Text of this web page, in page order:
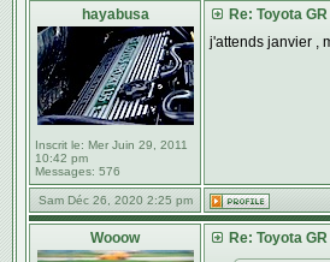
hayabusa
Inscrit le: Mer Juin 29, 2011
10:42 pm
Messages: 576
Re: Toyota
j'attends janvier ,
Sam Déc 26, 2020 2:25 pm
Wooow Re: Toyota